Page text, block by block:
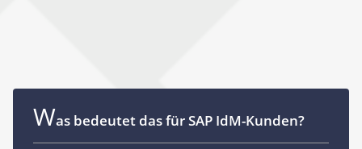
Was bedeutet das für SAP IdM-Kunden?